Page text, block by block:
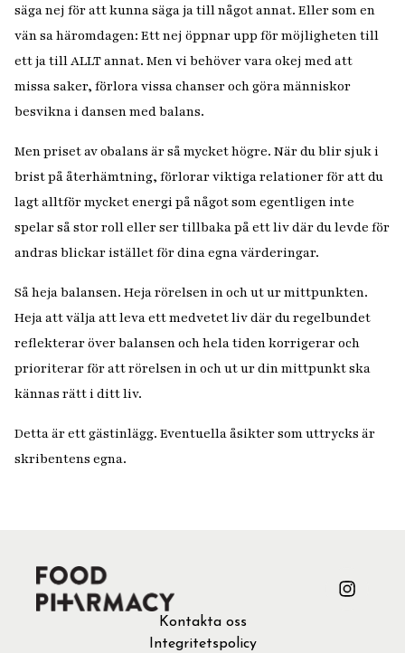
säga nej för att kunna säga ja till något annat. Eller som en
vän sa häromdagen: Ett nej öppnar upp för möjligheten till
ett ja till ALLT annat. Men vi behöver vara okej med att
missa saker, förlora vissa chanser och göra människor
besvikna i dansen med balans.
Men priset av obalans är så mycket högre. När du blir sjuk i
brist på återhämtning, förlorar viktiga relationer för att du
lagt alltför mycket energi på något som egentligen inte
spelar så stor roll eller ser tillbaka på ett liv där du levde för
andras blickar istället för dina egna värderingar.
Så heja balansen. Heja rörelsen in och ut ur mittpunkten.
Heja att välja att leva ett medvetet liv där du regelbundet
reflekterar över balansen och hela tiden korrigerar och
prioriterar för att rörelsen in och ut ur din mittpunkt ska
kännas rätt i ditt liv.
Detta är ett gästinlägg. Eventuella åsikter som uttrycks är
skribentens egna.
Kontakta oss
Integritetspolicy